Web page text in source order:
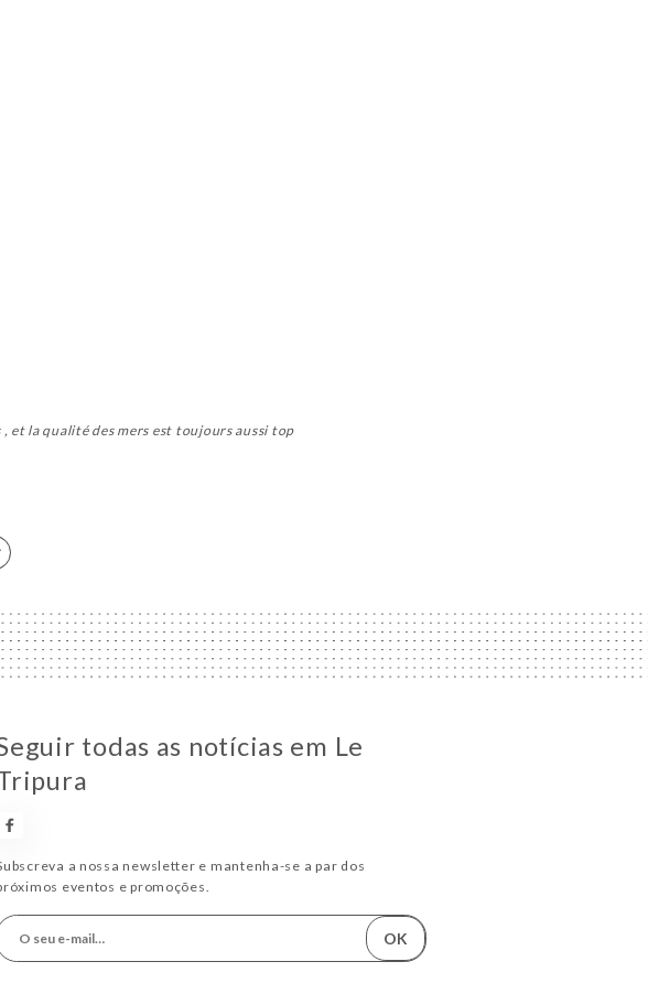
et la qualité des mers est toujours aussi top
todas as notícias em Le
a nossa newsletter e mantenha-se a par dos
eventos e promoções.
OK